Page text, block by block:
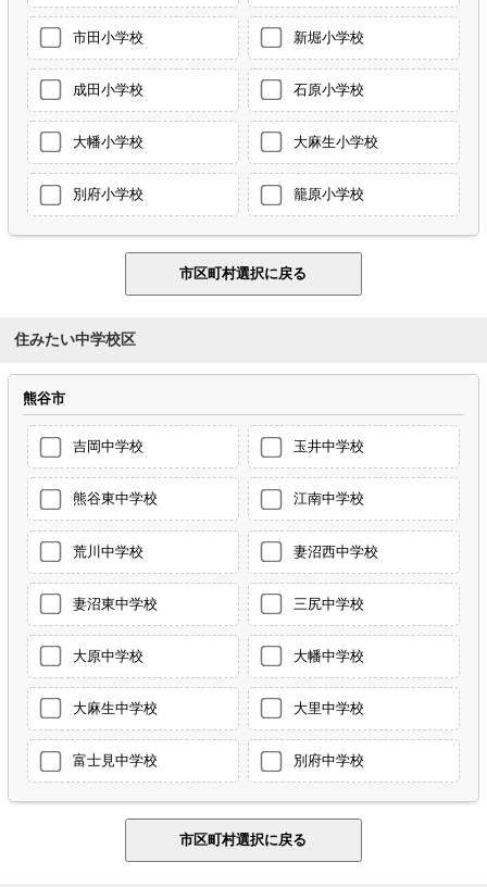
市田小学校 新堀小学校
成田小学校 石原小学校
大幡小学校 大麻生小学校
別府小学校 籠原小学校
住みたい中学校区
熊谷市
吉岡中学校 玉井中学校
熊谷東中学校 江南中学校
荒川中学校 妻沼西中学校
妻沼東中学校 三尻中学校
大原中学校 大幡中学校
大麻生中学校 大里中学校
富士見中学校 別府中学校